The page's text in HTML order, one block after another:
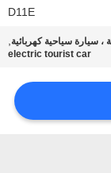
D11E
، سيارة سياحية كهربائية,
electric tourist car